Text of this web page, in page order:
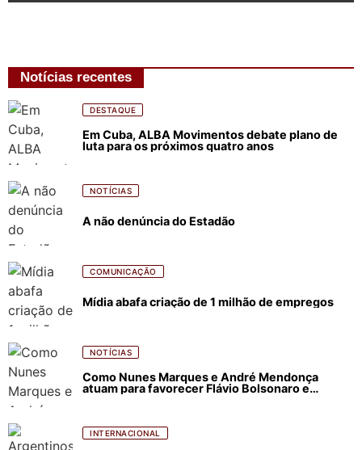
Notícias recentes
DESTAQUE
Em Cuba, ALBA Movimentos debate plano de
luta para os próximos quatro anos
NOTÍCIAS
A não denúncia do Estadão
COMUNICAÇÃO
Mídia abafa criação de 1 milhão de empregos
NOTÍCIAS
Como Nunes Marques e André Mendonça
atuam para favorecer Flávio Bolsonaro e
INTERNACIONAL